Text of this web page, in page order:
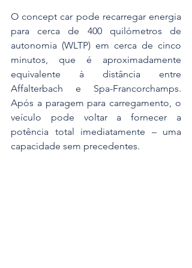
O concept car pode recarregar energia
para cerca de 400 quilómetros de
autonomia (WLTP) em cerca de cinco
minutos, que é aproximadamente
equivalente à distância entre
Affalterbach e Spa-Francorchamps.
Após a paragem para carregamento, o
veículo pode voltar a fornecer a
potência total imediatamente – uma
capacidade sem precedentes.